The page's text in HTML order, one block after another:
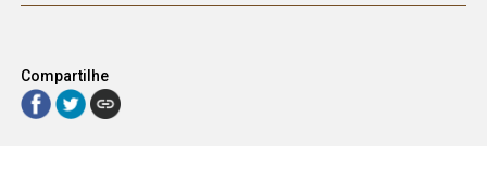
Compartilhe